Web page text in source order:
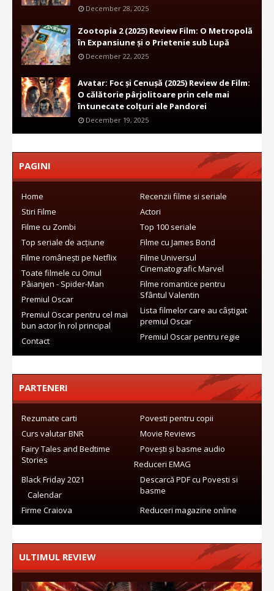
December 28, 2025
Zootopia 2 (2025) Review Film: O Metropolă
în Expansiune și o Prietenie sub Lupă
December 22, 2025
Avatar: Foc și Cenușă (2025) Review de Film:
O călătorie pârjolitoare prin cele mai
întunecate colțuri ale Pandorei
December 19, 2025
PAGINI
Home
Recenzii filme si seriale
Stiri Filme
Actori
Filme cu Zombi
Top 100 seriale
Top seriale de acțiune
Filme cu James Bond
Filme românești pe Netflix
Filme Universul
Cinematografic Marvel
Toate filmele cu Omul
Pâianjen - Spider-Man
Filme romantice pentru
Sfântul Valentin
Premiul Oscar
Lista filmelor care au câștigat
premiul Oscar
Premiul Oscar pentru cel mai
bun actor în rol principal
Premiul Oscar pentru regie
Contact
PARTENERI
Rezumate carti
Povesti pentru copii
Curs valutar BNR
Movie Reviews
Fairy Tales and Bedtime
Stories
Povești și basme audio
Reduceri EMAG
Descarcă PDF cu Povesti si
basme
Black Friday 2021
Calendar
Firme Craiova
Reduceri magazine online
ULTIMUL REVIEW